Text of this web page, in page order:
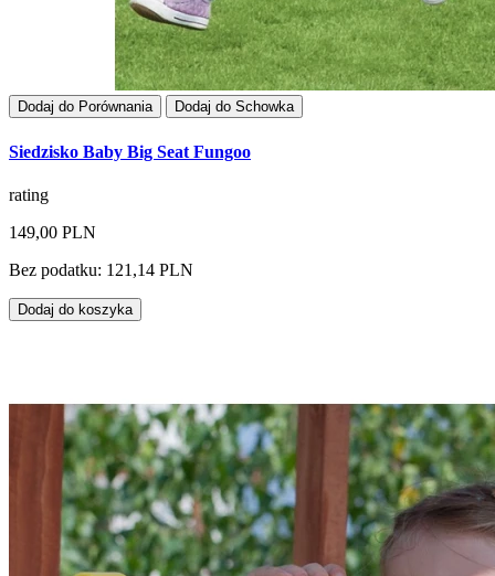
Dodaj do Porównania Dodaj do Schowka
Siedzisko Baby Big Seat Fungoo
rating
149,00 PLN
Bez podatku: 121,14 PLN
Dodaj do koszyka